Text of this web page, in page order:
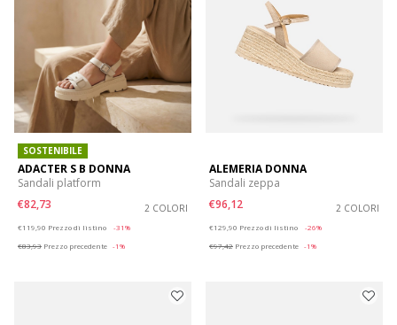
SOSTENIBILE
ADACTER S B DONNA
Sandali platform
€82,73
2 COLORI
€119,90 Prezzo di listino
-31%
€83,93 Prezzo precedente -1%
ALEMERIA DONNA
Sandali zeppa
€96,12
2 COLORI
€129,90 Prezzo di listino
-26%
€97,42 Prezzo precedente -1%